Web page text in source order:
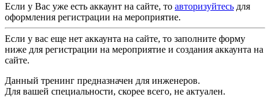
Если у Вас уже есть аккаунт на сайте, то авторизуйтесь для
оформления регистрации на мероприятие.
Если у вас еще нет аккаунта на сайте, то заполните форму
ниже для регистрации на мероприятие и создания аккаунта на
сайте.
Данный тренинг предназначен для инженеров.
Для вашей специальности, скорее всего, не актуален.